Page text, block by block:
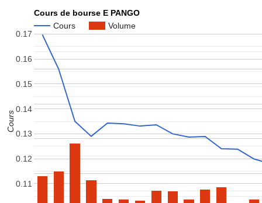
Cours de bourse E PANGO
Cours
Volume
0.11
0.12
0.13
0.14
0.15
0.16
0.17
Cours